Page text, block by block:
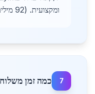
ומקצועית. (92 מילים)
7 כמה זמן